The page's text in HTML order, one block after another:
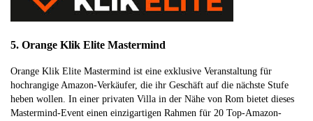
5. Orange Klik Elite Mastermind
Orange Klik Elite Mastermind ist eine exklusive Veranstaltung für
hochrangige Amazon-Verkäufer, die ihr Geschäft auf die nächste Stufe
heben wollen. In einer privaten Villa in der Nähe von Rom bietet dieses
Mastermind-Event einen einzigartigen Rahmen für 20 Top-Amazon-